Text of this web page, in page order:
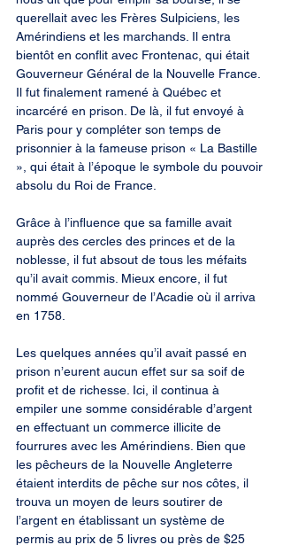
querellait avec les Frères Sulpiciens, les
Amérindiens et les marchands. Il entra
bientôt en conflit avec Frontenac, qui était
Gouverneur Général de la Nouvelle France.
Il fut finalement ramené à Québec et
incarcéré en prison. De là, il fut envoyé à
Paris pour y compléter son temps de
prisonnier à la fameuse prison « La Bastille
», qui était à l’époque le symbole du pouvoir
absolu du Roi de France.
Grâce à l’influence que sa famille avait
auprès des cercles des princes et de la
noblesse, il fut absout de tous les méfaits
qu’il avait commis. Mieux encore, il fut
nommé Gouverneur de l’Acadie où il arriva
en 1758.
Les quelques années qu’il avait passé en
prison n’eurent aucun effet sur sa soif de
profit et de richesse. Ici, il continua à
empiler une somme considérable d’argent
en effectuant un commerce illicite de
fourrures avec les Amérindiens. Bien que
les pêcheurs de la Nouvelle Angleterre
étaient interdits de pêche sur nos côtes, il
trouva un moyen de leurs soutirer de
l’argent en établissant un système de
permis au prix de 5 livres ou près de $25